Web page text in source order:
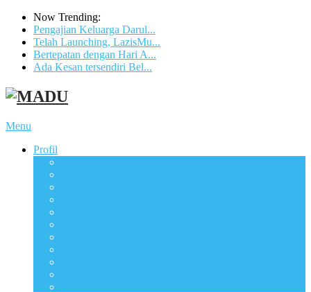
Now Trending:
Pengajian Keluarga Darul...
Telah Launching, LazisMu...
Bertepatan dengan Hari A...
Ada Kesan tersendiri Bel...
Menu
Profil